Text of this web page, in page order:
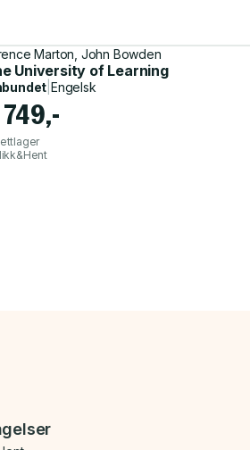
Marton, John Bowden
University of Learning
|Engelsk